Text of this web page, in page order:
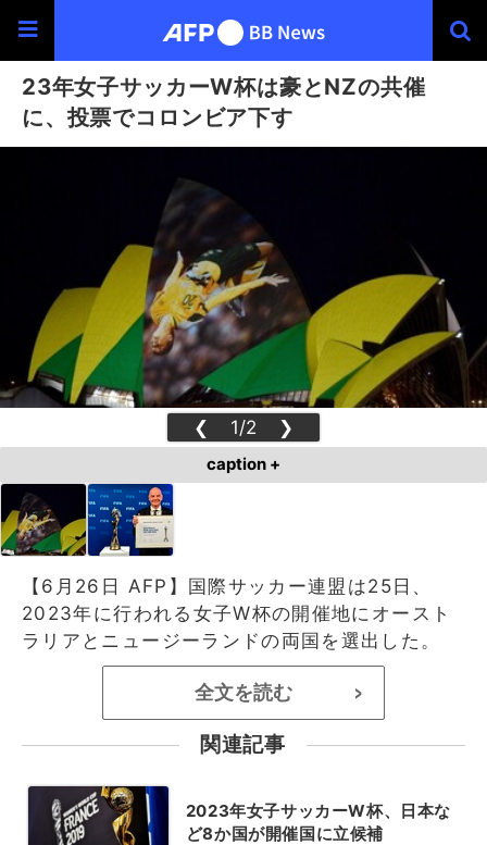
23年女子サッカーW杯は豪とNZの共催
に、投票でコロンビア下す
❮ 1/2 ❯
caption +
【6月26日 AFP】国際サッカー連盟は25日、
2023年に行われる女子W杯の開催地にオースト
ラリアとニュージーランドの両国を選出した。
全文を読む >
関連記事
2023年女子サッカーW杯、日本な
ど8か国が開催国に立候補